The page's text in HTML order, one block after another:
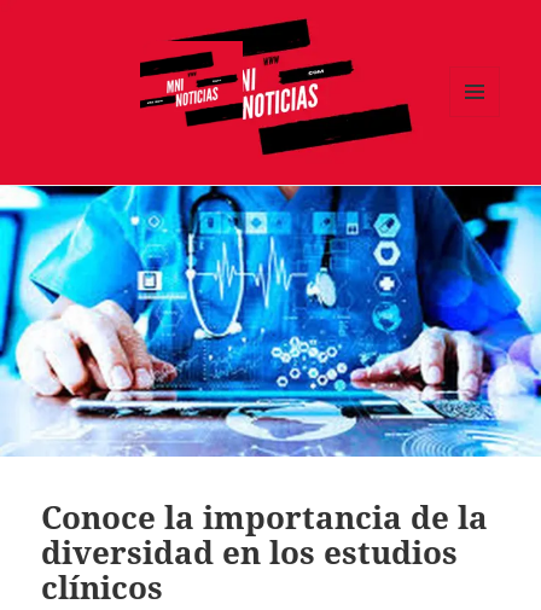
Conoce la importancia de la
diversidad en los estudios
clínicos